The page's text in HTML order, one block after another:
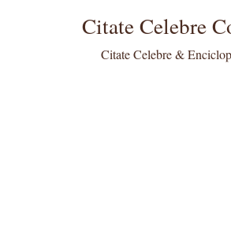
Citate Celebre
Citate Celebre &